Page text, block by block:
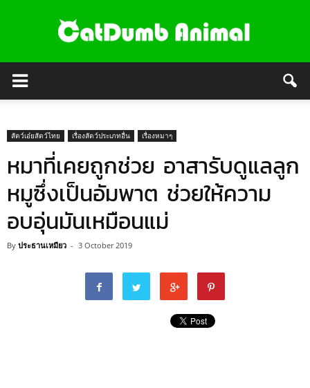
สัตว์เอ๋ยสัตว์ไทย เรื่องสัตว์ประเภทอื่น เรื่องหมาๆ
หมาที่เคยถูกช่วย อาสารับดูแลลูก
หมูซึ่งเป็นอัมพาต ช่วยให้ความ
อบอุ่นมันเหมือนแม่
By ประธานเหมียว - 3 October 2019